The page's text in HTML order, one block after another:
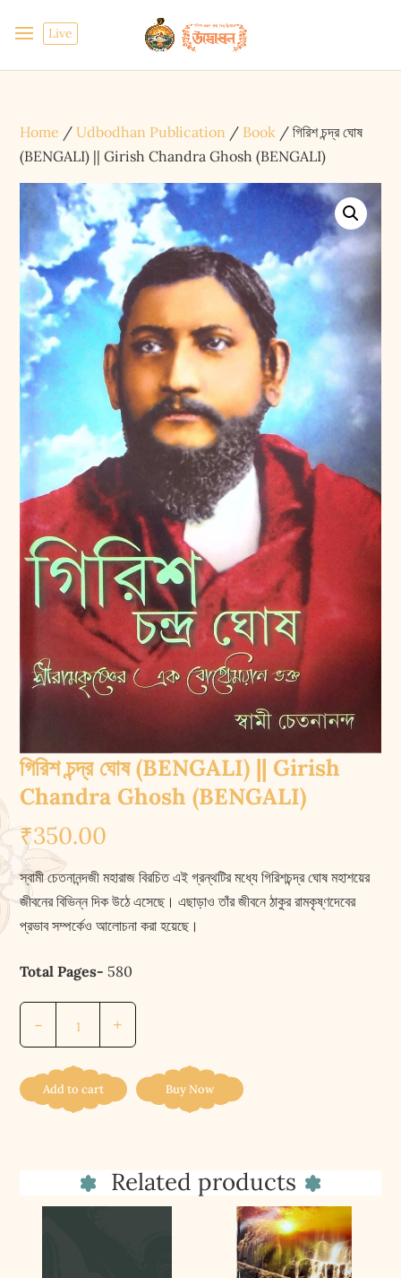
Live
Home /Udbodhan Publication / Book / গিরিশ চন্দ্র ঘোষ
(BENGALI) || Girish Chandra Ghosh (BENGALI)
গিরিশ চন্দ্র ঘোষ (BENGALI) || Girish
Chandra Ghosh (BENGALI)
₹350.00
স্বামী চেতনানন্দজী মহারাজ বিরচিত এই গ্রন্থটির মধ্যে গিরিশচন্দ্র ঘোষ মহাশয়ের
জীবনের বিভিন্ন দিক উঠে এসেছে। এছাড়াও তাঁর জীবনে ঠাকুর রামকৃষ্ণদেবের
প্রভাব সম্পর্কেও আলোচনা করা হয়েছে।
Total Pages- 580
-
ঘোষ
(BENGALI)
||
Ghosh
(BENGALI)
+
Add to cart Buy Now
Related products